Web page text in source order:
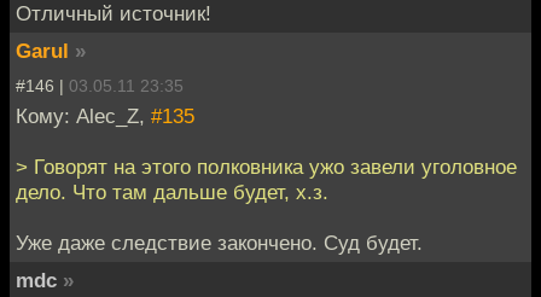
Отличный источник!
Garul »
#146 | 03.05.11 23:35
Кому: Alec_Z, #135
> Говорят на этого полковника ужо завели уголовное
дело. Что там дальше будет, х.з.
Уже даже следствие закончено. Суд будет.
mdc »